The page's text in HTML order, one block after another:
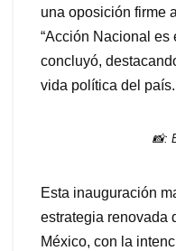
una oposición firme
“Acción Nacional es
concluyó,
vida política del país.
📸:
Esta inauguración
estrategia renovada
México, con la